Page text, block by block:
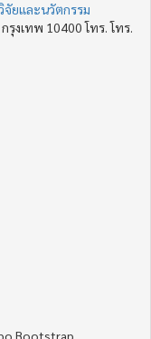
จัยและนวัตกรรม
รุงเทพ 10400 โทร. โทร.
Bootstrap